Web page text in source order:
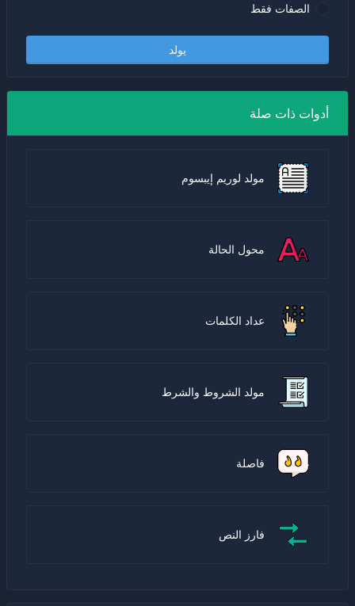
الصفات فقط
يولد
أدوات ذات صلة
مولد لوريم إيبسوم
محول الحالة
عداد الكلمات
مولد الشروط والشرط
فاصلة
فارز النص